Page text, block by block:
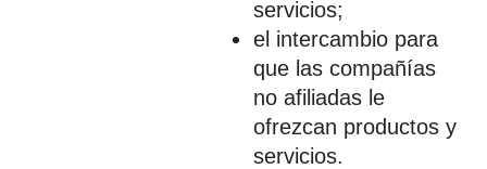
servicios;
el intercambio para
que las compañías
no afiliadas le
ofrezcan productos y
servicios.